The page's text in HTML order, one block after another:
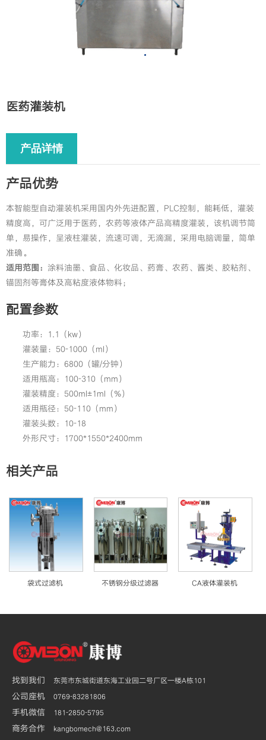
医药灌装机
产品详情
产品优势
本智能型自动灌装机采用国内外先进配置，PLC控制，能耗低，灌装
精度高，可广泛用于医药，农药等液体产品高精度灌装，该机调节简
单，易操作，呈液柱灌装，流速可调，无滴漏，采用电脑调量，简单
准确。
适用范围： 涂料油墨、食品、化妆品、药膏、农药、酱类、胶粘剂、
锚固剂等膏体及高粘度液体物料；
配置参数
功率：1.1（kw）
灌装量：50-1000（ml）
生产能力：6800（罐/分钟）
适用瓶高：100-310（mm）
灌装精度：500ml±1ml（%）
适用瓶径：50-110（mm）
灌装头数：10-18
外形尺寸：1700*1550*2400mm
相关产品
袋式过滤机 不锈钢分级过滤器 CA液体灌装机
找到我们东莞市东城街道东海工业园二号厂区一楼A栋101
公司座机0769-83281806
手机微信 181-2850-5795
商务合作 kangbomech@163.com